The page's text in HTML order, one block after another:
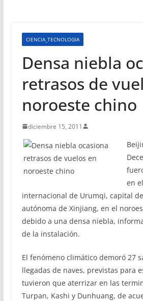
CIENCIA_TECNOLOGIA
Densa niebla
retrasos de
noroeste chino
diciembre 15, 2011
en
internacional de Urumqi, capital
autónoma de Xinjiang, en el
debido a una densa niebla,
de la instalación.
El fenómeno climático demoró 27
llegadas de naves, previstas para
tuvieron que aterrizar en las
Turpan, Kashi y Dunhuang, de